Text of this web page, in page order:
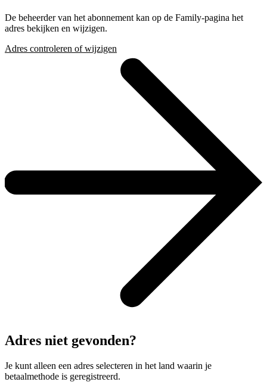
De beheerder van het abonnement kan op de Family-pagina het
adres bekijken en wijzigen.
Adres controleren of wijzigen
Adres niet gevonden?
Je kunt alleen een adres selecteren in het land waarin je
betaalmethode is geregistreerd.